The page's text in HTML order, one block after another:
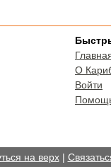
О
Войти
на верх|